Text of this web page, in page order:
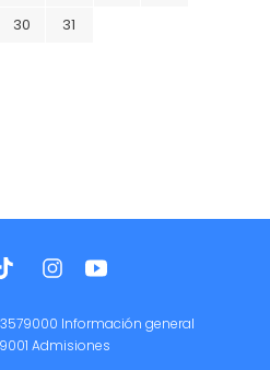
30 31
Información general
Admisiones